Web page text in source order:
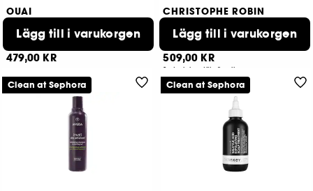
OUAI
St Barts Scalp & Body Scrub
Scalp scrub
479,00 KR
Lägg till i varukorgen
CHRISTOPHE ROBIN
Cleansing Purifying Scrub
Sea Salt
509,00 KR
2 storlekar tillgängliga
Lägg till i varukorgen
Clean at Sephora Clean at Sephora